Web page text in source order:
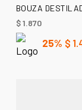
BOUZA
$1.870
25% $